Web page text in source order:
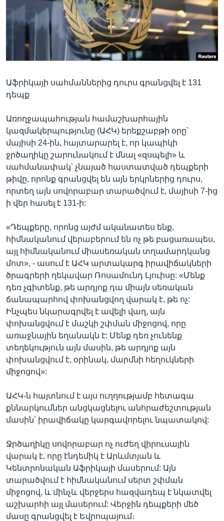
Աֆրիկայի սահմաններից դուրս գրանցվել է 131
դեպք
Առողջապահության համաշխարհային
կազմակերպությունը (ԱՀԿ) երեքշաբթի օրը՝
մայիսի 24-ին, հայտարարել է, որ կապիկի
ջրծաղիկը շարունակում է մնալ «զսպելի» և
սահմանափակ՝ չնայած հաստատված դեպքերի
թիվը, որոնք գրանցվել են այն երկրներից դուրս,
որտեղ այն սովորաբար տարածվում է, մայիսի 7-ից
ի վեր հասել է 131-ի:
«Դեպքերը, որոնց այժմ ականատես ենք,
հիմնականում վերաբերում են ոչ թե բացառապես,
այլ հիմնականում միասեռական տղամարդկանց
մոտ», - ասում է ԱՀԿ արտակարգ իրավիճակների
ծրագրերի ղեկավար Ռոսամունդ Լյուիսը: «Մենք
դեռ չգիտենք, թե արդյոք դա միայն սեռական
ճանապարհով փոխանցվող վարակ է, թե ոչ:
Ինչպես նկարագրվել է ավելի վաղ, այն
փոխանցվում է մաշկի շփման միջոցով, որը
առաջնային եղանակն է: Մենք դեռ չունենք
տեղեկություն այն մասին, թե արդյոք այն
փոխանցվում է, օրինակ, մարմնի հեղուկների
միջոցով»:
ԱՀԿ-ն հայտնում է այս ուղղությամբ հետագա
քննարկումներ անցկացնելու անհրաժեշտության
մասին՝ իրավիճակը կարգավորելու նպատակով:
Ջրծաղիկը սովորաբար ոչ ուժեղ վիրուսային
վարակ է, որը էնդեմիկ է Արևմտյան և
Կենտրոնական Աֆրիկայի մասերում: Այն
տարածվում է հիմնականում սերտ շփման
միջոցով, և մինչև վերջերս հազվադեպ է նկատվել
աշխարհի այլ մասերում: Վերջին դեպքերի մեծ
մասը գրանցվել է Եվրոպայում։